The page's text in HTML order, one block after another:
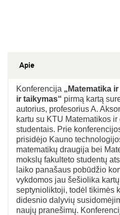
Apie
Konferencija „Matematika
ir taikymas“ pirmą kartą
autorius, profesorius A.
kartu su KTU Matematikos
studentais. Prie
prisidėjo Kauno
matematikų draugija bei
mokslų fakulteto studentų
laiko panašaus pobūdžio
vykdomos jau šešiolika
septynioliktoji, todėl tikimės
didesnio dalyvių
naujų pranešimų.